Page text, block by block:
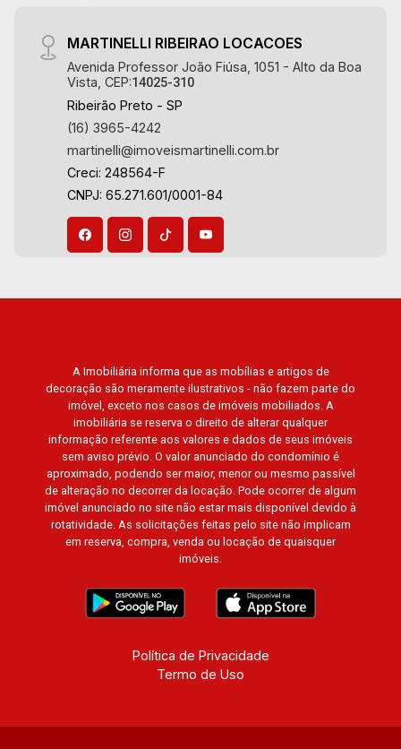
MARTINELLI RIBEIRAO LOCACOES
Avenida Professor João Fiúsa, 1051 - Alto da Boa
Vista, CEP:14025-310
Ribeirão Preto - SP
(16) 3965-4242
martinelli@imoveismartinelli.com.br
Creci: 248564-F
CNPJ: 65.271.601/0001-84
A Imobiliária informa que as mobílias e artigos de
decoração são meramente ilustrativos - não fazem parte do
imóvel, exceto nos casos de imóveis mobiliados. A
imobiliária se reserva o direito de alterar qualquer
informação referente aos valores e dados de seus imóveis
sem aviso prévio. O valor anunciado do condomínio é
aproximado, podendo ser maior, menor ou mesmo passível
de alteração no decorrer da locação. Pode ocorrer de algum
imóvel anunciado no site não estar mais disponível devido à
rotatividade. As solicitações feitas pelo site não implicam
em reserva, compra, venda ou locação de quaisquer
imóveis.
Política de Privacidade
Termo de Uso